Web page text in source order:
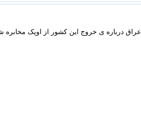
درباره ی خروج این کشور از اوپک مخابره